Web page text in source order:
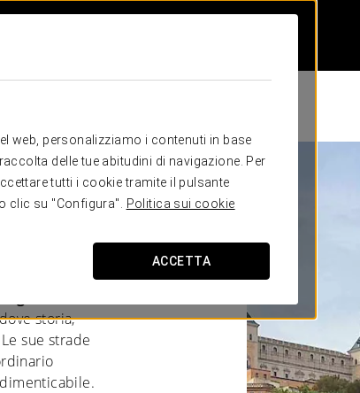
web, personalizziamo i contenuti in base
delle tue abitudini di navigazione. Per
tutti i cookie tramite il pulsante
clic su "Configura".
Politica sui cookie
ACCETTA
storia,
sue strade